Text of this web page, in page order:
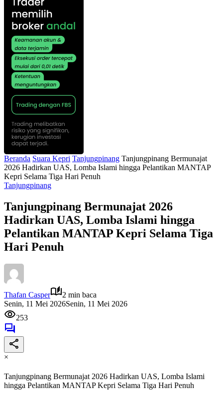
Beranda Suara Kepri Tanjungpinang Tanjungpinang Bermunajat
2026 Hadirkan UAS, Lomba Islami hingga Pelantikan MANTAP
Kepri Selama Tiga Hari Penuh
Tanjungpinang
Tanjungpinang Bermunajat 2026
Hadirkan UAS, Lomba Islami hingga
Pelantikan MANTAP Kepri Selama Tiga
Hari Penuh
Thafan Casper
2 min baca
Senin, 11 Mei 2026Senin, 11 Mei 2026
253
×
Tanjungpinang Bermunajat 2026 Hadirkan UAS, Lomba Islami
hingga Pelantikan MANTAP Kepri Selama Tiga Hari Penuh